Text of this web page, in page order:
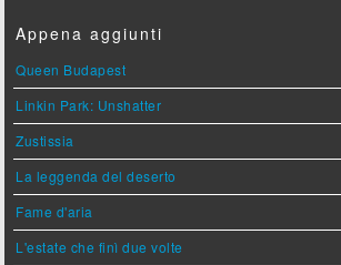
Appena aggiunti
Queen Budapest
Linkin Park: Unshatter
Zustissia
La leggenda del deserto
Fame d'aria
L'estate che finì due volte